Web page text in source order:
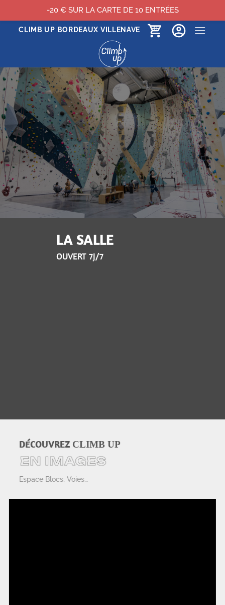
PasserCLIMB UP BORDEAUX VILLENAVE
LA SALLE
OUVERT 7J/7
DÉCOUVREZ CLIMB UP
Espace Blocs, Voies…
-20 € SUR LA CARTE DE 10 ENTRÉES